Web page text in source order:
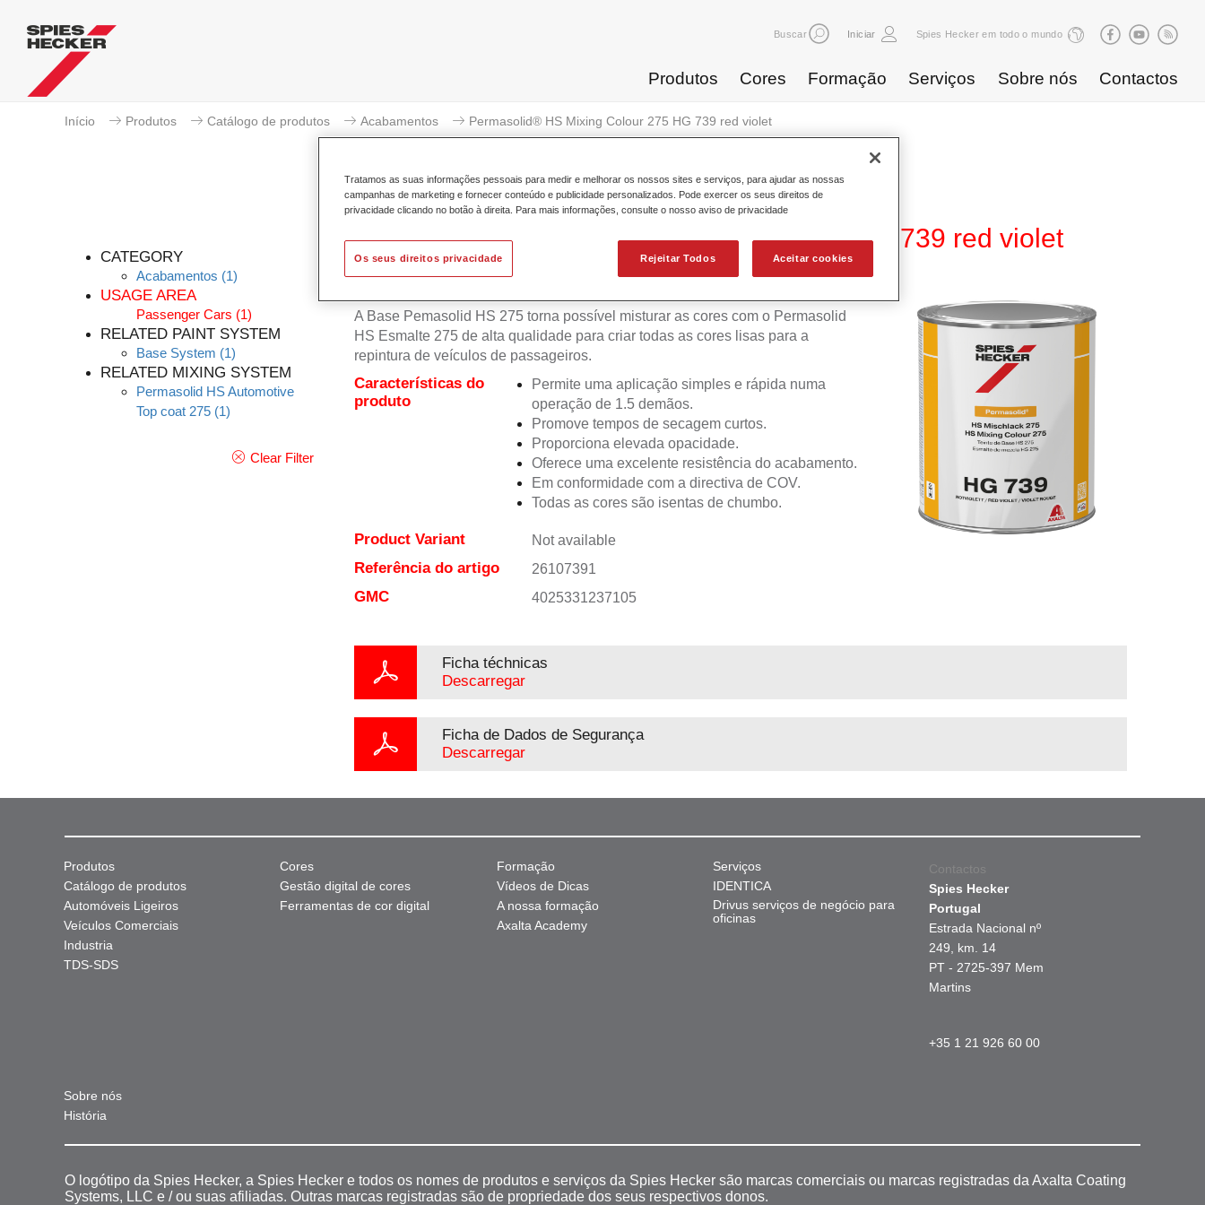
Buscar Iniciar Spies Hecker em todo o mundo
Produtos Cores Formação Serviços Sobre nós Contactos
Início Produtos Catálogo de produtos Acabamentos Permasolid® HS Mixing Colour 275 HG 739 red violet
CATEGORY
Acabamentos (1)
USAGE AREA
Passenger Cars (1)
RELATED PAINT SYSTEM
Base System (1)
RELATED MIXING SYSTEM
Permasolid HS Automotive
Top coat 275 (1)
Clear Filter
Permasolid® HS Mixing Colour 275 HG 739 red violet
A Base Pemasolid HS 275 torna possível misturar as cores com o Permasolid
HS Esmalte 275 de alta qualidade para criar todas as cores lisas para a
repintura de veículos de passageiros.
Características do
produto
Permite uma aplicação simples e rápida numa
operação de 1.5 demãos.
Promove tempos de secagem curtos.
Proporciona elevada opacidade.
Oferece uma excelente resistência do acabamento.
Em conformidade com a directiva de COV.
Todas as cores são isentas de chumbo.
Product Variant Not available
Referência do artigo 26107391
GMC 4025331237105
Ficha téchnicas
Descarregar
Ficha de Dados de Segurança
Descarregar
Produtos
Catálogo de produtos
Automóveis Ligeiros
Veículos Comerciais
Industria
TDS-SDS
Cores
Gestão digital de cores
Ferramentas de cor digital
Formação
Vídeos de Dicas
A nossa formação
Axalta Academy
Serviços
IDENTICA
Drivus serviços de negócio para
oficinas
Sobre nós
História
Contactos
Spies Hecker
Portugal
Estrada Nacional nº
249, km. 14
PT - 2725-397 Mem
Martins
+35 1 21 926 60 00
O logótipo da Spies Hecker, a Spies Hecker e todos os nomes de produtos e serviços da Spies Hecker são marcas comerciais ou marcas registradas da Axalta Coating
Systems, LLC e / ou suas afiliadas. Outras marcas registradas são de propriedade dos seus respectivos donos.
Tratamos as suas informações pessoais para medir e melhorar os nossos sites e serviços, para ajudar as nossas
campanhas de marketing e fornecer conteúdo e publicidade personalizados. Pode exercer os seus direitos de
privacidade clicando no botão à direita. Para mais informações, consulte o nosso aviso de privacidade
Rejeitar Todos Aceitar cookies
Os seus direitos privacidade